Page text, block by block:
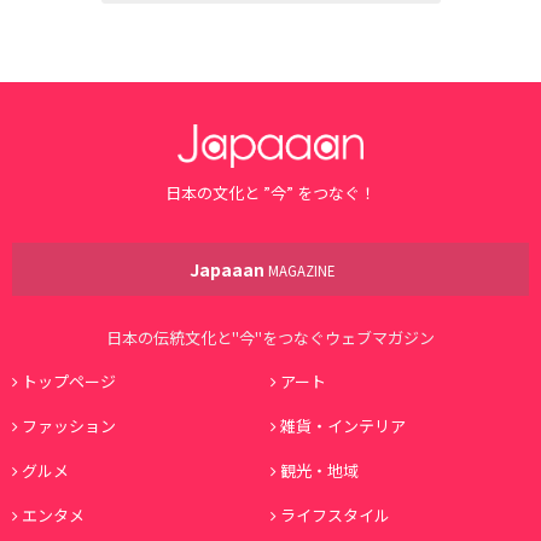
日本の文化と ”今” をつなぐ！
Japaaan MAGAZINE
日本の伝統文化と"今"をつなぐウェブマガジン
トップページ
アート
ファッション
雑貨・インテリア
グルメ
観光・地域
エンタメ
ライフスタイル